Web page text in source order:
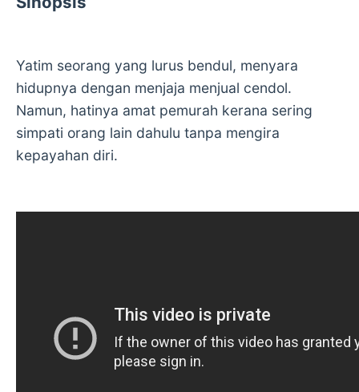
Yatim seorang yang lurus bendul, menyara
hidupnya dengan menjaja menjual cendol.
Namun, hatinya amat pemurah kerana sering
simpati orang lain dahulu tanpa mengira
kepayahan diri.